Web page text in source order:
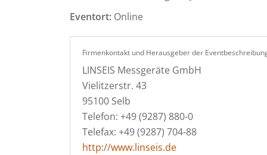
Eventort: Online
Firmenkontakt und Herausgeber der
LINSEIS Messgeräte GmbH
Vielitzerstr. 43
95100 Selb
Telefon: +49 (9287) 880-0
Telefax: +49 (9287) 704-88
http://www.linseis.de